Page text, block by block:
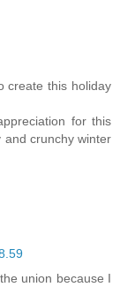
create this holiday
for this
crunchy winter
union because I